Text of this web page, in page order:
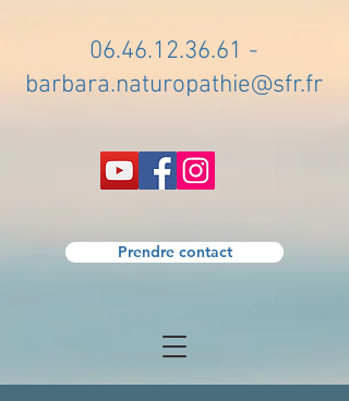
06.46.12.36.61 -
barbara.naturopathie@sfr.fr
Prendre contact